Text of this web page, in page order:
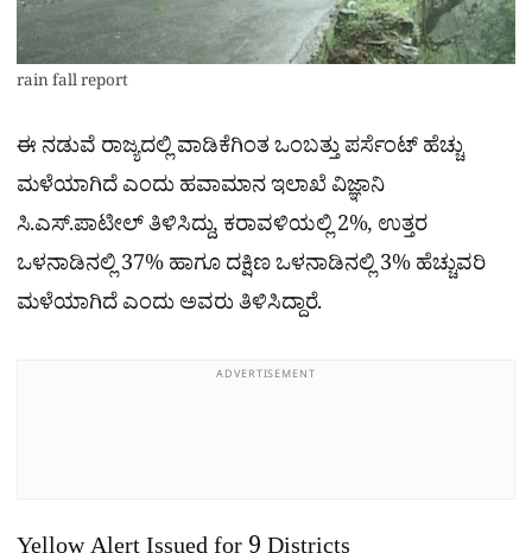
rain fall report
ಈ ನಡುವೆ ರಾಜ್ಯದಲ್ಲಿ ವಾಡಿಕೆಗಿಂತ ಒಂಬತ್ತು ಪರ್ಸೆಂಟ್ ಹೆಚ್ಚು
ಮಳೆಯಾಗಿದೆ ಎಂದು ಹವಾಮಾನ ಇಲಾಖೆ ವಿಜ್ಞಾನಿ
ಸಿ.ಎಸ್.ಪಾಟೀಲ್ ತಿಳಿಸಿದ್ದು, ಕರಾವಳಿಯಲ್ಲಿ 2%, ಉತ್ತರ
ಒಳನಾಡಿನಲ್ಲಿ 37% ಹಾಗೂ ದಕ್ಷಿಣ ಒಳನಾಡಿನಲ್ಲಿ 3% ಹೆಚ್ಚುವರಿ
ಮಳೆಯಾಗಿದೆ ಎಂದು ಅವರು ತಿಳಿಸಿದ್ದಾರೆ.
ADVERTISEMENT